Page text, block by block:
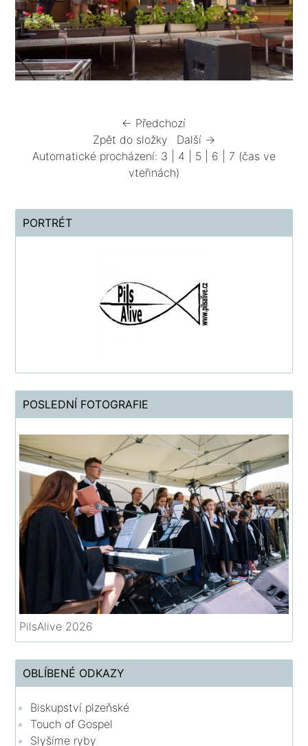
← Předchozí
Zpět do složky
Další →
Automatické procházení: 3 4 5 6 7 (čas ve
vteřinách)
PORTRÉT
POSLEDNÍ FOTOGRAFIE
PilsAlive 2026
OBLÍBENÉ ODKAZY
Biskupství plzeňské
Touch of Gospel
Slyšíme ryby